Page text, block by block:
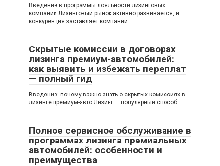
Введение в программы лояльности лизинговых
компаний Лизинговый рынок активно развивается, и
конкуренция заставляет компании
Скрытые комиссии в договорах
лизинга премиум-автомобилей:
как выявить и избежать переплат
— полный гид
Введение: почему важно знать о скрытых комиссиях в
лизинге премиум-авто Лизинг — популярный способ
Полное сервисное обслуживание в
программах лизинга премиальных
автомобилей: особенности и
преимущества